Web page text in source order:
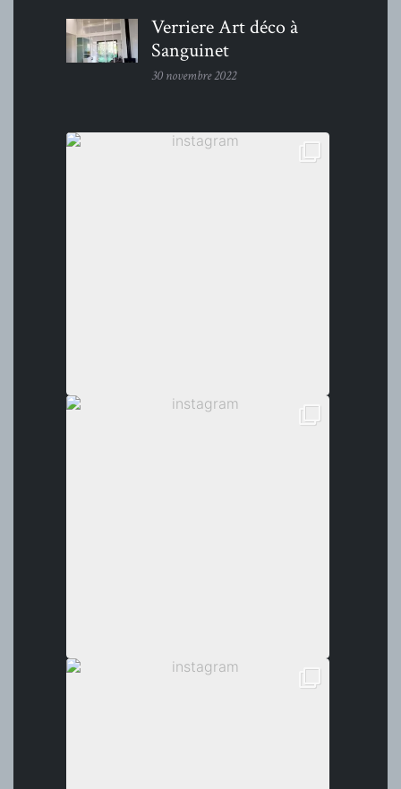
Verriere Art déco à
Sanguinet
30 novembre 2022